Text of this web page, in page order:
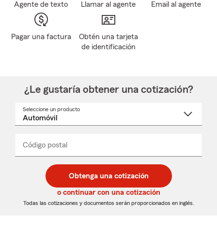
Agente de texto Llamar al agente Email al agente
Pagar una factura
Obtén una tarjeta
de identificación
¿Le gustaría obtener una cotización?
Seleccione un producto
desplegable
Código postal
de
5
dígitos
de
5
dígitos
_____
Obtenga una cotización
o continuar con una cotización
Todas las cotizaciones y documentos serán proporcionados en inglés.